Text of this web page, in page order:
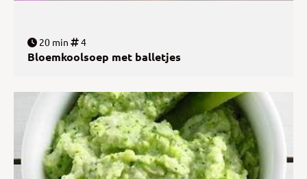
20 min 4
Bloemkoolsoep met balletjes